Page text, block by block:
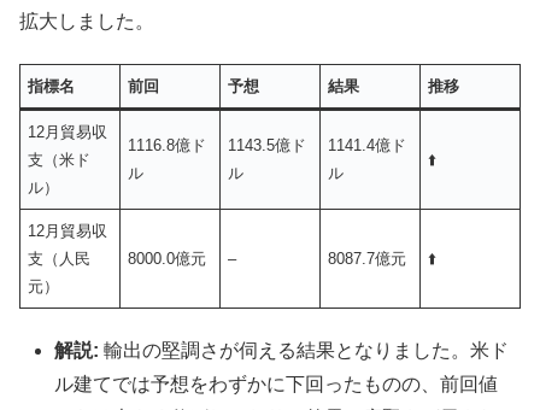
拡大しました。
指標名 前回 予想 結果 推移
12月貿易収
支（米ド
ル）
1116.8億ド
ル
1143.5億ド
ル
1141.4億ド
ル
⬆️
12月貿易収
支（人民
元）
8000.0億元 – 8087.7億元 ⬆️
解説: 輸出の堅調さが伺える結果となりました。米ド
ル建てでは予想をわずかに下回ったものの、前回値